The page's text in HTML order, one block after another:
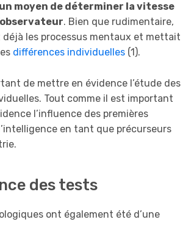
un moyen de déterminer la vitesse
. Bien que rudimentaire,
les processus mentaux et mettait
différences individuelles (1).
de mettre en évidence l’étude des
Tout comme il est important
l’influence des premières
en tant que précurseurs
des tests
ont également été d’une